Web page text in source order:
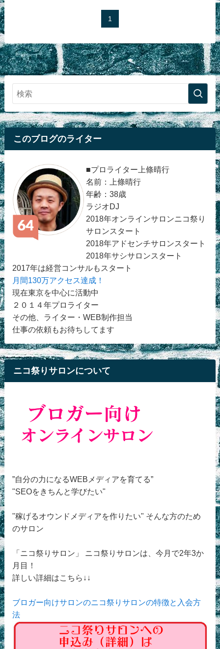
1
このブログのライター
■プロライター上條晴行
名前：上條晴行
年齢：38歳
ラジオDJ
2018年オンラインサロンニコ祭り
サロンスタート
2018年アドセンチサロンスタート
2018年サシサロンスタート
2017年は経営コンサルもスタート
月間130万アクセス達成！
現在東京を中心に活動中
２０１４年プロライター
その他、ライター・WEB制作担当
仕事の依頼もお待ちしてます
ニコ祭りサロンについて
”自分の力になるWEBメディアを育てる”
"SEOをきちんと学びたい"
"稼げるオウンドメディアを作りたい" そんな方のため
のサロン
「ニコ祭りサロン」 ニコ祭りサロンは、今月で2年3か
月目！
詳しい詳細はこちら↓↓
ブロガー向けサロンのニコ祭りサロンの特徴と入会方
法